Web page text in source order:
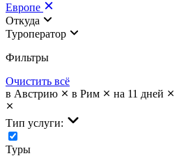
Европе
Откуда
Туроператор
Фильтры
Очистить всё
в Австрию
в Рим на 11 дней
Тип услуги:
Туры